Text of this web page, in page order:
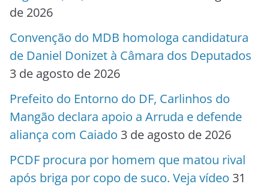
de 2026
Convenção do MDB homologa candidatura
de Daniel Donizet à Câmara dos Deputados
3 de agosto de 2026
Prefeito do Entorno do DF, Carlinhos do
Mangão declara apoio a Arruda e defende
aliança com Caiado 3 de agosto de 2026
PCDF procura por homem que matou rival
após briga por copo de suco. Veja vídeo 31